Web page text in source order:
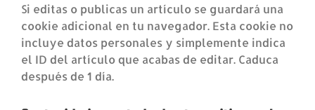
Si editas o publicas un artículo se guardará una
cookie adicional en tu navegador. Esta cookie no
incluye datos personales y simplemente indica
el ID del artículo que acabas de editar. Caduca
después de 1 día.